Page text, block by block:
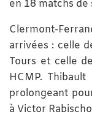
en 18 matchs
Clermont-
arrivées : celle
Tours et celle
HCMP.
prolongeant
à Victor